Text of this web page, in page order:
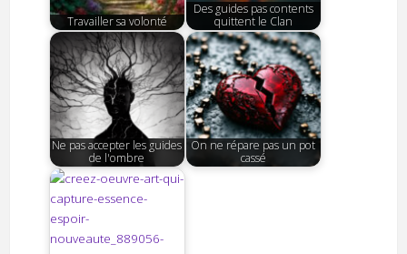
Travailler sa volonté
Des guides pas contents
quittent le Clan
Ne pas accepter les guides
de l'ombre
On ne répare pas un pot
cassé